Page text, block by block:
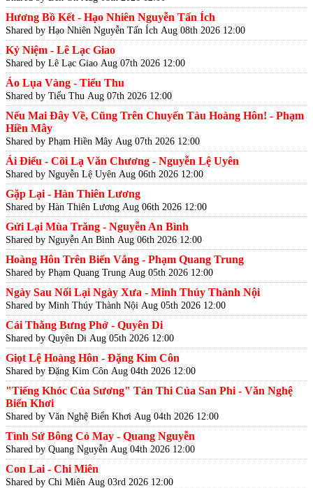
Hương Bồ Kết - Hạo Nhiên Nguyễn Tấn Ích
Shared by Hạo Nhiên Nguyễn Tấn Ích Aug 08th 2026 12:00
Kỷ Niệm - Lê Lạc Giao
Shared by Lê Lạc Giao Aug 07th 2026 12:00
Áo Lụa Vàng - Tiểu Thu
Shared by Tiểu Thu Aug 07th 2026 12:00
Nếu Mai Đây Về, Cũng Trên Chuyến Tàu Hoàng Hôn! - Phạm
Hiền Mây
Shared by Phạm Hiền Mây Aug 07th 2026 12:00
Ái Điểu - Cõi Lạ Văn Chương - Nguyễn Lệ Uyên
Shared by Nguyễn Lệ Uyên Aug 06th 2026 12:00
Gặp Lại - Hàn Thiên Lương
Shared by Hàn Thiên Lương Aug 06th 2026 12:00
Gửi Lại Mùa Trăng - Nguyễn An Bình
Shared by Nguyễn An Bình Aug 06th 2026 12:00
Hoàng Hôn Trên Biển Vắng - Phạm Quang Trung
Shared by Phạm Quang Trung Aug 05th 2026 12:00
Ngày Sau Nối Lại Ngày Xưa - Minh Thúy Thành Nội
Shared by Minh Thúy Thành Nội Aug 05th 2026 12:00
Cái Thằng Bưng Phở - Quyên Di
Shared by Quyên Di Aug 05th 2026 12:00
Giọt Lệ Hoàng Hôn - Đặng Kim Côn
Shared by Đặng Kim Côn Aug 04th 2026 12:00
"Tiếng Khóc Của Sương" Tản Thi Của San Phi - Văn Nghệ
Biển Khơi
Shared by Văn Nghệ Biển Khơi Aug 04th 2026 12:00
Tình Sử Bông Cỏ May - Quang Nguyễn
Shared by Quang Nguyễn Aug 04th 2026 12:00
Con Lai - Chi Miên
Shared by Chi Miên Aug 03rd 2026 12:00